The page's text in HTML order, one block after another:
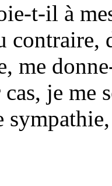
t-il à
contraire,
me
je me